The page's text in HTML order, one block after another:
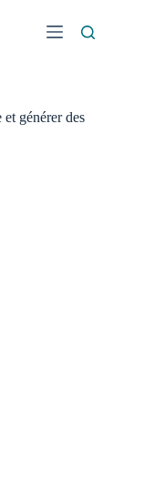
générer des